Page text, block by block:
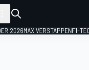
2026MAX VERSTAPPENF1-